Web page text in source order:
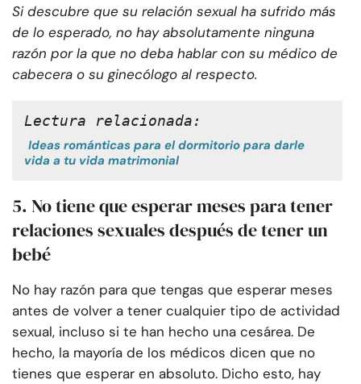
Si descubre que su relación sexual ha sufrido más
de lo esperado, no hay absolutamente ninguna
razón por la que no deba hablar con su médico de
cabecera o su ginecólogo al respecto.
Lectura relacionada:
Ideas románticas para el dormitorio para darle
vida a tu vida matrimonial
5. No tiene que esperar meses para tener
relaciones sexuales después de tener un
bebé
No hay razón para que tengas que esperar meses
antes de volver a tener cualquier tipo de actividad
sexual, incluso si te han hecho una cesárea. De
hecho, la mayoría de los médicos dicen que no
tienes que esperar en absoluto. Dicho esto, hay